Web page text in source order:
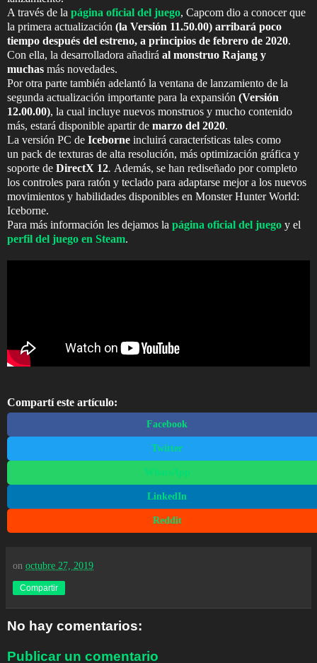
A través de la página oficial del juego, Capcom dio a conocer que
la primera actualización (la Versión 11.50.00) arribará poco
tiempo después del estreno, a principios de febrero de 2020.
Con ella, la desarrolladora añadirá al monstruo Rajang y
muchas más novedades.
Por otra parte también adelantó la ventana de lanzamiento de la
segunda actualización importante para la expansión (Versión
12.00.00), la cual incluye nuevos monstruos y mucho contenido
más, estará disponible apartir de marzo del 2020.
La versión PC de Iceborne incluirá características tales como
un pack de texturas de alta resolución, más optimización gráfica y
soporte de DirectX 12. Además, se han rediseñado por completo
los controles para ratón y teclado para adaptarse mejor a los nuevos
movimientos y habilidades disponibles en Monster Hunter World:
Iceborne.
Para más información les dejamos la página oficial del juego y el
perfil del juego en Steam.
Compartí este artículo:
Facebook
Twitter
WhatsApp
LinkedIn
Reddit
on octubre 27, 2019
Compartir
No hay comentarios:
Publicar un comentario